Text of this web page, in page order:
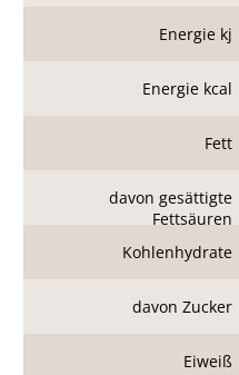
Energie kj
Energie kcal
Fett
davon gesättigte
Fettsäuren
Kohlenhydrate
davon Zucker
Eiweiß